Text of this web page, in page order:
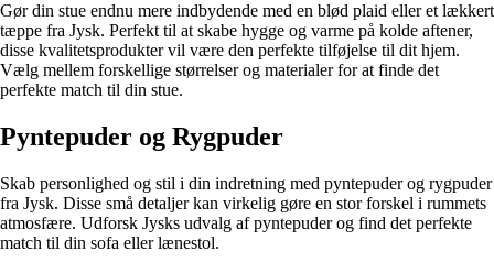
Gør din stue endnu mere indbydende med en blød plaid eller et lækkert
tæppe fra Jysk. Perfekt til at skabe hygge og varme på kolde aftener,
disse kvalitetsprodukter vil være den perfekte tilføjelse til dit hjem.
Vælg mellem forskellige størrelser og materialer for at finde det
perfekte match til din stue.
Pyntepuder og Rygpuder
Skab personlighed og stil i din indretning med pyntepuder og rygpuder
fra Jysk. Disse små detaljer kan virkelig gøre en stor forskel i rummets
atmosfære. Udforsk Jysks udvalg af pyntepuder og find det perfekte
match til din sofa eller lænestol.